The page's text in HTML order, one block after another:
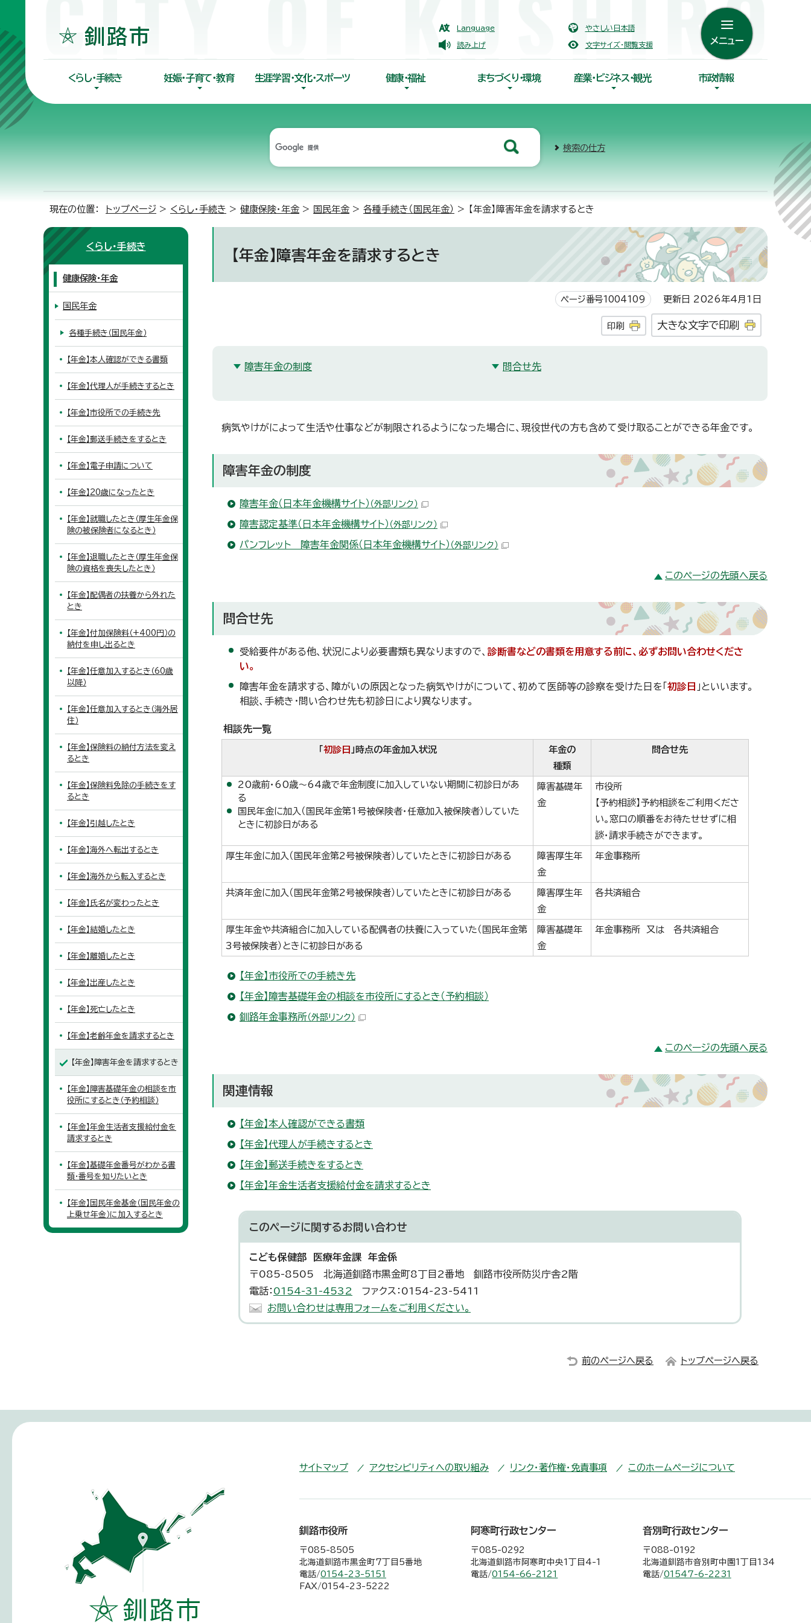
Language やさしい日本語
読み上げ 文字サイズ・閲覧支援 メニュー
くらし・手続き 妊娠・子育て・教育 生涯学習・文化・スポーツ 健康・福祉 まちづくり・環境 産業・ビジネス・観光 市政情報
検索の仕方
現在の位置： トップページ > くらし・手続き > 健康保険・年金 > 国民年金 > 各種手続き（国民年金） > 【年金】障害年金を請求するとき
【年金】障害年金を請求するとき
ページ番号1004109 更新日 2026年4月1日
印刷 大きな文字で印刷
障害年金の制度 問合せ先
病気やけがによって生活や仕事などが制限されるようになった場合に、現役世代の方も含めて受け取ることができる年金です。
障害年金の制度
障害年金（日本年金機構サイト） （外部リンク）
障害認定基準（日本年金機構サイト） （外部リンク）
パンフレット＿障害年金関係（日本年金機構サイト） （外部リンク）
このページの先頭へ戻る
問合せ先
受給要件がある他、状況により必要書類も異なりますので、 診断書などの書類を用意する前に、必ずお問い合わせくださ
い。
障害年金を請求する、障がいの原因となった病気やけがについて、初めて医師等の診察を受けた日を「 初診日 」といいます。
相談、手続き・問い合わせ先も初診日により異なります。
相談先一覧
「 初診日 」時点の年金加入状況
年金の
種類
問合せ先
20歳前・60歳～64歳で年金制度に加入していない期間に初診日があ
る
国民年金に加入（国民年金第1号被保険者・任意加入被保険者）していた
ときに初診日がある
障害基礎年
金
市役所
【予約相談】予約相談をご利用くださ
い。窓口の順番をお待たせせずに相
談・請求手続きができます。
厚生年金に加入（国民年金第2号被保険者）していたときに初診日がある
障害厚生年
金
年金事務所
共済年金に加入（国民年金第2号被保険者）していたときに初診日がある
障害厚生年
金
各共済組合
厚生年金や共済組合に加入している配偶者の扶養に入っていた（国民年金第
3号被保険者）ときに初診日がある
障害基礎年
金
年金事務所 又は 各共済組合
【年金】市役所での手続き先
【年金】障害基礎年金の相談を市役所にするとき（予約相談）
釧路年金事務所（外部リンク）
このページの先頭へ戻る
関連情報
【年金】本人確認ができる書類
【年金】代理人が手続きするとき
【年金】郵送手続きをするとき
【年金】年金生活者支援給付金を請求するとき
このページに関するお問い合わせ
こども保健部 医療年金課 年金係
〒085-8505 北海道釧路市黒金町8丁目2番地 釧路市役所防災庁舎2階
電話： 0154-31-4532
ファクス：0154-23-5411
お問い合わせは専用フォームをご利用ください。
くらし・手続き
健康保険・年金
国民年金
各種手続き（国民年金）
【年金】本人確認ができる書類
【年金】代理人が手続きするとき
【年金】市役所での手続き先
【年金】郵送手続きをするとき
【年金】電子申請について
【年金】20歳になったとき
【年金】就職したとき（厚生年金保
険の被保険者になるとき）
【年金】退職したとき（厚生年金保
険の資格を喪失したとき）
【年金】配偶者の扶養から外れた
とき
【年金】付加保険料（+400円）の
納付を申し出るとき
【年金】任意加入するとき（60歳
以降）
【年金】任意加入するとき（海外居
住）
【年金】保険料の納付方法を変え
るとき
【年金】保険料免除の手続きをす
るとき
【年金】引越したとき
【年金】海外へ転出するとき
【年金】海外から転入するとき
【年金】氏名が変わったとき
【年金】結婚したとき
【年金】離婚したとき
【年金】出産したとき
【年金】死亡したとき
【年金】老齢年金を請求するとき
【年金】障害年金を請求するとき
【年金】障害基礎年金の相談を市
役所にするとき（予約相談）
【年金】年金生活者支援給付金を
請求するとき
【年金】基礎年金番号がわかる書
類・番号を知りたいとき
【年金】国民年金基金（国民年金の
上乗せ年金）に加入するとき
前のページへ戻る トップページへ戻る
サイトマップ アクセシビリティへの取り組み リンク・著作権・免責事項 このホームページについて
釧路市役所
〒085-8505
北海道釧路市黒金町7丁目5番地
電話/0154-23-5151
FAX/0154-23-5222
阿寒町行政センター
〒085-0292
北海道釧路市阿寒町中央1丁目4-1
電話/0154-66-2121
音別町行政センター
〒088-0192
北海道釧路市音別町中園1丁目134
電話/01547-6-2231